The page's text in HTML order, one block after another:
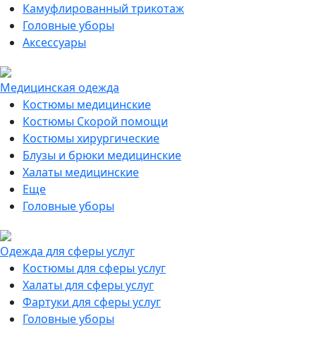
Камуфлированный трикотаж
Головные уборы
Аксессуары
Медицинская одежда
Костюмы медицинские
Костюмы Скорой помощи
Костюмы хирургические
Блузы и брюки медицинские
Халаты медицинские
Еще
Головные уборы
Одежда для сферы услуг
Костюмы для сферы услуг
Халаты для сферы услуг
Фартуки для сферы услуг
Головные уборы